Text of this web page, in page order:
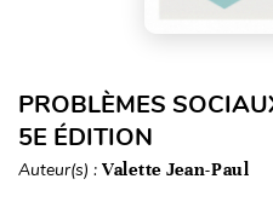
PROBLÈMES
5E ÉDITION
Auteur(s) : Valette Jean-Paul